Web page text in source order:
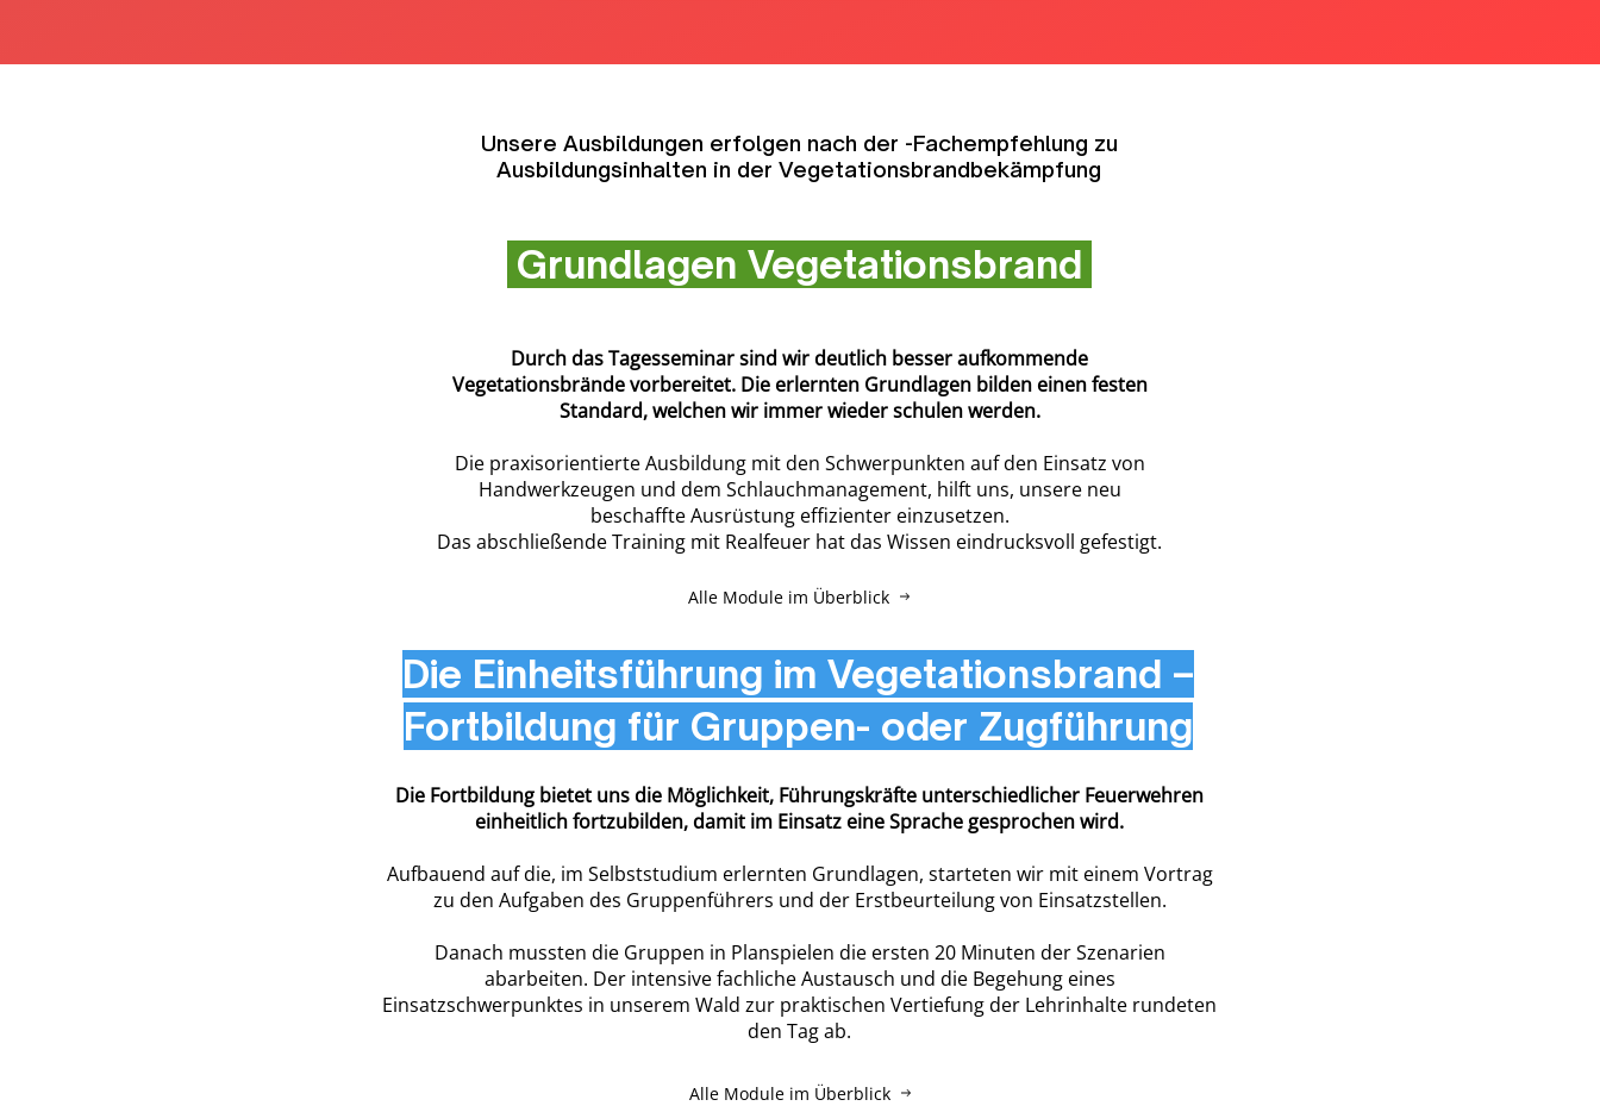
Unsere Ausbildungen erfolgen nach der -Fachempfehlung zu
Ausbildungsinhalten in der Vegetationsbrandbekämpfung
Grundlagen Vegetationsbrand
Durch das Tagesseminar sind wir deutlich besser aufkommende
Vegetationsbrände vorbereitet. Die erlernten Grundlagen bilden einen festen
Standard, welchen wir immer wieder schulen werden.
Die praxisorientierte Ausbildung mit den Schwerpunkten auf den Einsatz von
Handwerkzeugen und dem Schlauchmanagement, hilft uns, unsere neu
beschaffte Ausrüstung effizienter einzusetzen.
Das abschließende Training mit Realfeuer hat das Wissen eindrucksvoll gefestigt.
Alle Module im Überblick
Die Einheitsführung im Vegetationsbrand –
Fortbildung für Gruppen- oder Zugführung
Die Fortbildung bietet uns die Möglichkeit, Führungskräfte unterschiedlicher Feuerwehren
einheitlich fortzubilden, damit im Einsatz eine Sprache gesprochen wird.
Aufbauend auf die, im Selbststudium erlernten Grundlagen, starteten wir mit einem Vortrag
zu den Aufgaben des Gruppenführers und der Erstbeurteilung von Einsatzstellen.
Danach mussten die Gruppen in Planspielen die ersten 20 Minuten der Szenarien
abarbeiten. Der intensive fachliche Austausch und die Begehung eines
Einsatzschwerpunktes in unserem Wald zur praktischen Vertiefung der Lehrinhalte rundeten
den Tag ab.
Alle Module im Überblick